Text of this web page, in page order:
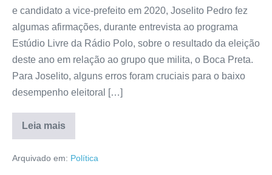
e candidato a vice-prefeito em 2020, Joselito Pedro fez
algumas afirmações, durante entrevista ao programa
Estúdio Livre da Rádio Polo, sobre o resultado da eleição
deste ano em relação ao grupo que milita, o Boca Preta.
Para Joselito, alguns erros foram cruciais para o baixo
desempenho eleitoral […]
Leia mais
Arquivado em: Política